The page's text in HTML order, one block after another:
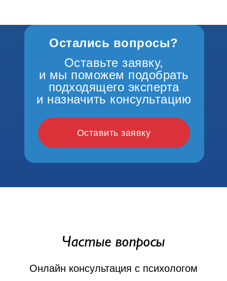
Остались вопросы?
Оставьте заявку,
и мы поможем подобрать
подходящего эксперта
и назначить консультацию
Оставить заявку
Частые вопросы
Онлайн консультация с психологом